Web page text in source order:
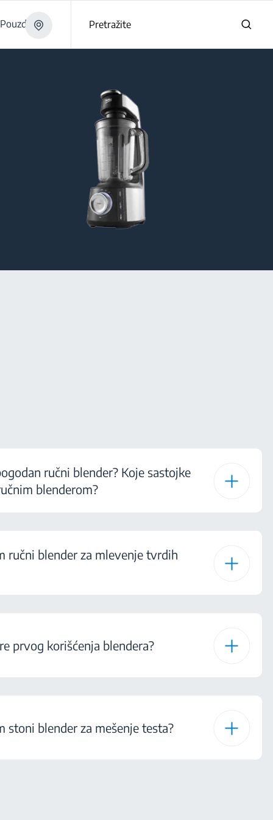
Pouzdano Pretražite
ručni blender? Koje sastojke
blenderom?
ručni blender za mlevenje tvrdih
prvog korišćenja blendera?
stoni blender za mešenje testa?